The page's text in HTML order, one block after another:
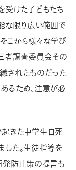
受けた子どもたち
な限り広い範囲で
こから様々な学び
者調査委員会その
されたものだった
るため、注意が必
きた中学生自死
た。生徒指導を
発防止策の提言も